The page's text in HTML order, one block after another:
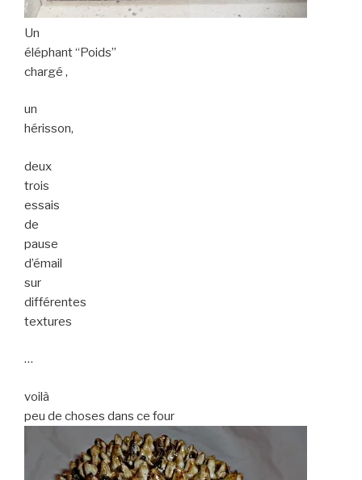
Un
éléphant “Poids”
chargé ,
un
hérisson,
deux
trois
essais
de
pause
d’émail
sur
différentes
textures
…
voilà
peu de choses dans ce four